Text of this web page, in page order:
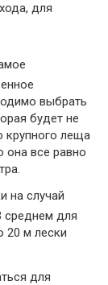
для
выбрать
будет не
крупного леща
она все равно
на случай
среднем для
20 м лески
для